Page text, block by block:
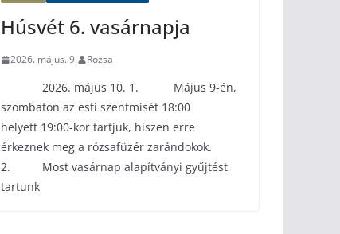
Húsvét 6. vasárnapja
2026. május. 9. Rozsa
2026. május 10. 1. Május 9-én,
szombaton az esti szentmisét 18:00
helyett 19:00-kor tartjuk, hiszen erre
érkeznek meg a rózsafüzér zarándokok.
2. Most vasárnap alapítványi gyűjtést
tartunk